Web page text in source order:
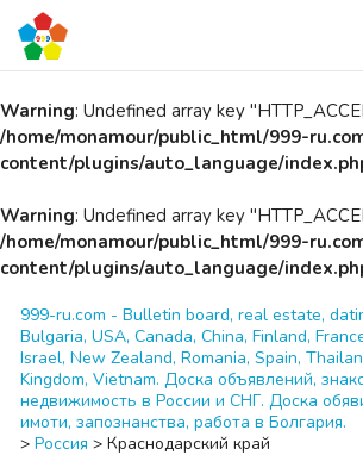
Warning: Undefined array key
/home/monamour/public_html/999-
content/plugins/auto_language/
Warning: Undefined array key
/home/monamour/public_html/999-
content/plugins/auto_language/
999-ru.com - Bulletin board, real estate,
Bulgaria, USA, Canada, China, Finland,
Israel, New Zealand, Romania, Spain,
Kingdom, Vietnam. Доска объявлений,
недвижимость в России и СНГ. Доска
имоти, запознанства, работа в Болгария.
> Россия > Краснодарский край